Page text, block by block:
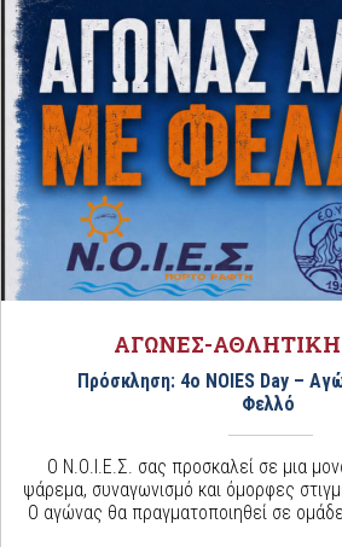
ΑΓΩΝΕΣ-ΑΘΛΗΤΙΚΗ
Πρόσκληση: 4ο NOIES Day –
Φελλό
Ο Ν.Ο.Ι.Ε.Σ. σας προσκαλεί σε μια
ψάρεμα, συναγωνισμό και όμορφες
Ο αγώνας θα πραγματοποιηθεί σε